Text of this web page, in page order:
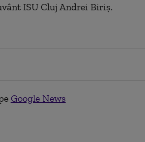
ISU Cluj Andrei Biriș.
Google News